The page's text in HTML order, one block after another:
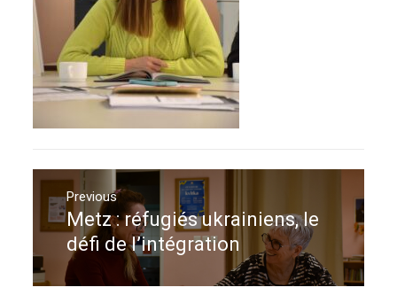
Navigation
de
l’article
Previous
Previous
post:
Metz : réfugiés ukrainiens, le
défi de l’intégration